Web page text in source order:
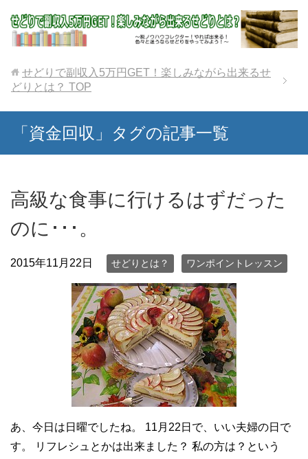
せどりで副収入5万円GET！楽しみながら出来るせ
どりとは？ TOP
「資金回収」タグの記事一覧
高級な食事に行けるはずだった
のに･･･。
2015年11月22日 せどりとは？ ワンポイントレッスン
あ、今日は日曜でしたね。 11月22日で、いい夫婦の日で
す。 リフレシュとかは出来ました？ 私の方は？という